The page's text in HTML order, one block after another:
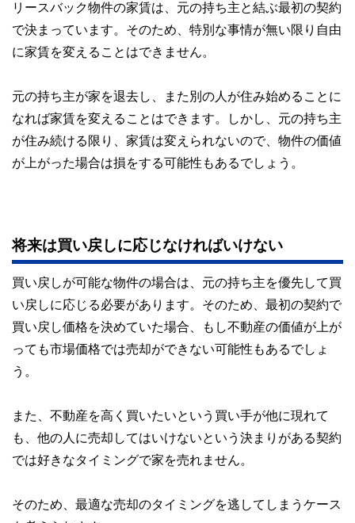
リースバック物件の家賃は、元の持ち主と結ぶ最初の契約
で決まっています。そのため、特別な事情が無い限り自由
に家賃を変えることはできません。
元の持ち主が家を退去し、また別の人が住み始めることに
なれば家賃を変えることはできます。しかし、元の持ち主
が住み続ける限り、家賃は変えられないので、物件の価値
が上がった場合は損をする可能性もあるでしょう。
将来は買い戻しに応じなければいけない
買い戻しが可能な物件の場合は、元の持ち主を優先して買
い戻しに応じる必要があります。そのため、最初の契約で
買い戻し価格を決めていた場合、もし不動産の価値が上が
っても市場価格では売却ができない可能性もあるでしょ
う。
また、不動産を高く買いたいという買い手が他に現れて
も、他の人に売却してはいけないという決まりがある契約
では好きなタイミングで家を売れません。
そのため、最適な売却のタイミングを逃してしまうケース